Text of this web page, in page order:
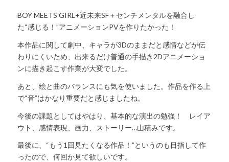
BOY MEETS GIRL+近未来SF＋センチメンタルを融合し
た“感じる！”アニメーションPVを作りたかった！
本作品に関して劇中、キャラが3Dのままだと感情などが伝
わりにくいため、出来るだけ普通の手描き2Dアニメーショ
ンに描き起こす作業が大変でした。
あと、絵と曲のバランスにも気を使いました。作品を作る上
で“音”はかなり重要だと感じましたね。
今後の課題としてはやはり、基本的な演出の勉強！ レイア
ウト、感情表現、画力、ストーリー…山積みです。
最後に、“もう1回見たくなる作品！”というのも目指して作
ったので、何回か見て欲しいです。